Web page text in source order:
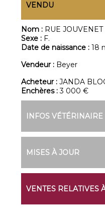
VENDU
Nom : RUE JOUVENET
Sexe : F.
Date de naissance :18
Vendeur : Beyer
Acheteur :JANDA
Enchères :3 000 €
INFOS VÉTÉRINAIRE
MISES À JOUR
VENTES RELATIVES